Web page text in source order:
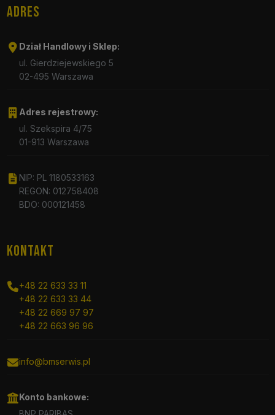
ADRES
Dział Handlowy i Sklep:
ul. Gierdziejewskiego 5
02-495 Warszawa
Adres rejestrowy:
ul. Szekspira 4/75
01-913 Warszawa
NIP: PL 1180533163
REGON: 012758408
BDO: 000121458
KONTAKT
+48 22 633 33 11
+48 22 633 33 44
+48 22 669 97 97
+48 22 663 96 96
info@bmserwis.pl
Konto bankowe: